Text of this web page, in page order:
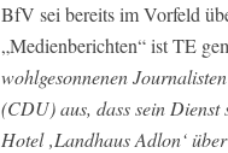
BfV sei bereits im Vorfeld
„Medienberichten“ ist TE
wohlgesonnenen
(CDU) aus, dass sein
Hotel ‚Landhaus Adlon‘